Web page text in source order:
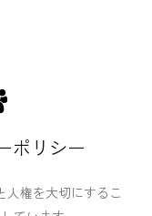
ポリシー
人権を大切にするこ